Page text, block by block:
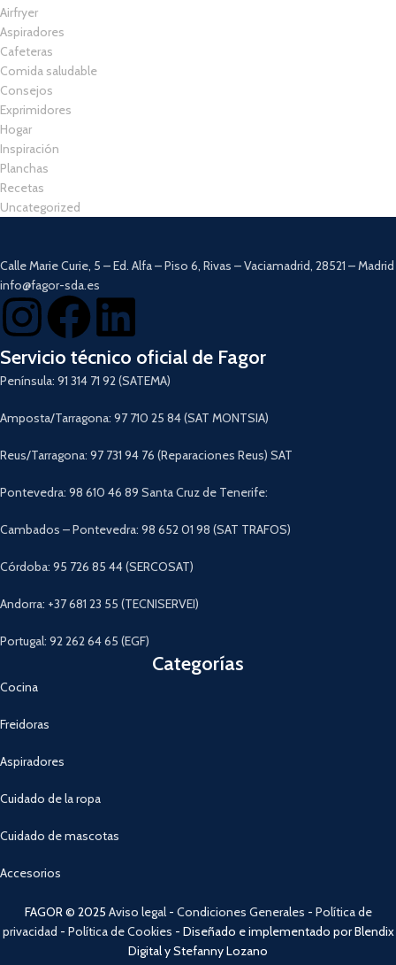
Airfryer
Aspiradores
Cafeteras
Comida saludable
Consejos
Exprimidores
Hogar
Inspiración
Planchas
Recetas
Uncategorized
Calle Marie Curie, 5 – Ed. Alfa – Piso 6, Rivas – Vaciamadrid, 28521 – Madrid
info@fagor-sda.es
Servicio técnico oficial de Fagor
Península: 91 314 71 92 (SATEMA)
Amposta/Tarragona: 97 710 25 84 (SAT MONTSIA)
Reus/Tarragona: 97 731 94 76 (Reparaciones Reus) SAT
Pontevedra: 98 610 46 89 Santa Cruz de Tenerife:
Cambados – Pontevedra: 98 652 01 98 (SAT TRAFOS)
Córdoba: 95 726 85 44 (SERCOSAT)
Andorra: +37 681 23 55 (TECNISERVEI)
Portugal: 92 262 64 65 (EGF)
Categorías
Cocina
Freidoras
Aspiradores
Cuidado de la ropa
Cuidado de mascotas
Accesorios
FAGOR © 2025 Aviso legal- Condiciones Generales - Política de
privacidad - Política de Cookies - Diseñado e implementado por Blendix
Digital y Stefanny Lozano